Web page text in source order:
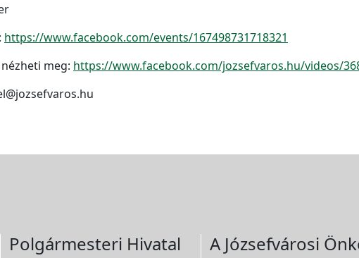
https://www.facebook.com/events/167498731718321
meg: https://www.facebook.com/jozsefvaros.hu/videos/
Polgármesteri Hivatal A Józsefvárosi